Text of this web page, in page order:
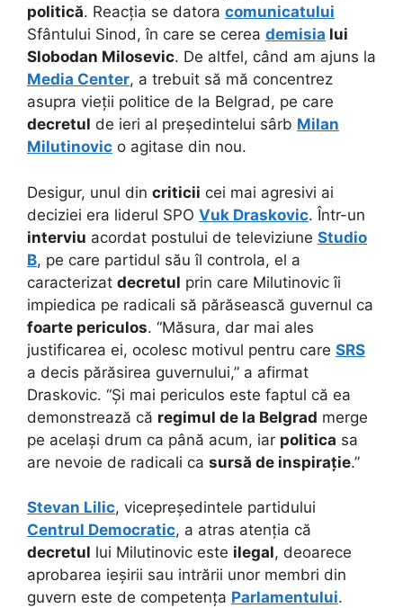
politică. Reacția se datora comunicatului
Sfântului Sinod, în care se cerea demisia lui
Slobodan Milosevic. De altfel, când am ajuns la
Media Center, a trebuit să mă concentrez
asupra vieții politice de la Belgrad, pe care
decretul de ieri al președintelui sârb Milan
Milutinovic o agitase din nou.
Desigur, unul din criticii cei mai agresivi ai
deciziei era liderul SPO Vuk Draskovic. Într-un
interviu acordat postului de televiziune Studio
B, pe care partidul său îl controla, el a
caracterizat decretul prin care Milutinovic îi
impiedica pe radicali să părăsească guvernul ca
foarte periculos. “Măsura, dar mai ales
justificarea ei, ocolesc motivul pentru care SRS
a decis părăsirea guvernului,” a afirmat
Draskovic. “Și mai periculos este faptul că ea
demonstrează că regimul de la Belgrad merge
pe același drum ca până acum, iar politica sa
are nevoie de radicali ca sursă de inspirație.”
Stevan Lilic, vicepreședintele partidului
Centrul Democratic, a atras atenția că
decretul lui Milutinovic este ilegal, deoarece
aprobarea ieșirii sau intrării unor membri din
guvern este de competența Parlamentului.